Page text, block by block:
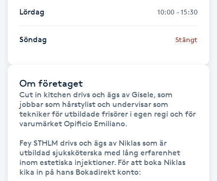
Hot Stone Massage
Hot yoga
Hudföryngring
Huduppstramning
Hudvård
Hyaluronsyra
Hyperhidros
Lördag 10:00 - 15:30
Söndag Stängt
Om företaget
Cut in kitchen drivs och ägs av Gisele, som
jobbar som hårstylist och undervisar som
tekniker för utbildade frisörer i egen regi och för
varumärket Opificio Emiliano.
Fey STHLM drivs och ägs av Niklas som är
utbildad sjuksköterska med lång erfarenhet
inom estetiska injektioner. För att boka Niklas
kika in på hans Bokadirekt konto: